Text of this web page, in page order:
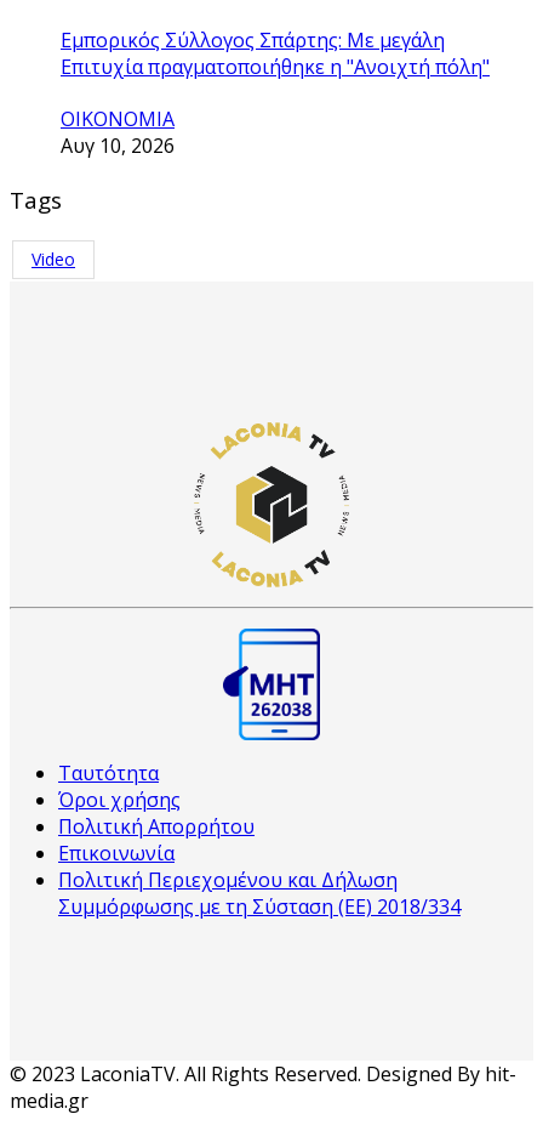
Εμπορικός Σύλλογος Σπάρτης: Με μεγάλη
Επιτυχία πραγματοποιήθηκε η "Ανοιχτή πόλη"
ΟΙΚΟΝΟΜΙΑ
Αυγ 10, 2026
Tags
Video
Ταυτότητα
Όροι χρήσης
Πολιτική Απορρήτου
Επικοινωνία
Πολιτική Περιεχομένου και Δήλωση
Συμμόρφωσης με τη Σύσταση (ΕΕ) 2018/334
© 2023 LaconiaTV. All Rights Reserved. Designed By hit-
media.gr